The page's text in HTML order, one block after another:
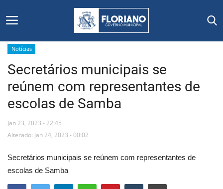
Início
Editais
Floriano
Mural de Licitações
Notícias
Secretários municipais se
reúnem com representantes de
escolas de Samba
Jan 23, 2023 - 22:45
Alterado: Jan 24, 2023 - 00:02
Secretários municipais se reúnem com representantes de
escolas de Samba